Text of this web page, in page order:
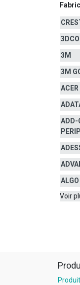
3M
3M
ACER
ADD-
Voir